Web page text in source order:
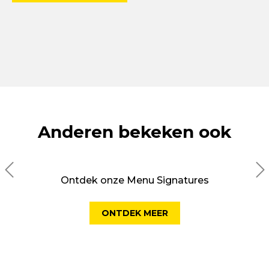
Anderen bekeken ook
Ontdek onze Menu Signatures
ONTDEK MEER